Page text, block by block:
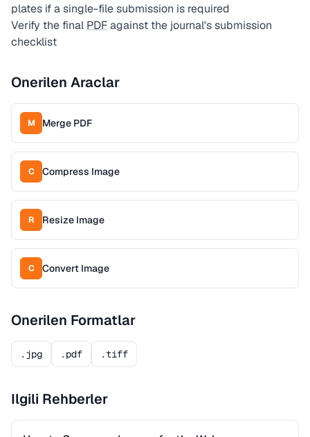
plates if a single-file submission is required
Verify the final PDFagainst the journal's submission
checklist
Onerilen Araclar
M Merge PDF
C Compress Image
R Resize Image
C Convert Image
Onerilen Formatlar
.jpg .pdf .tiff
Ilgili Rehberler